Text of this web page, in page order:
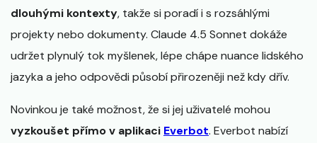
dlouhými kontexty, takže si poradí i s rozsáhlými
projekty nebo dokumenty. Claude 4.5 Sonnet dokáže
udržet plynulý tok myšlenek, lépe chápe nuance lidského
jazyka a jeho odpovědi působí přirozeněji než kdy dřív.
Novinkou je také možnost, že si jej uživatelé mohou
vyzkoušet přímo v aplikaci Everbot. Everbot nabízí